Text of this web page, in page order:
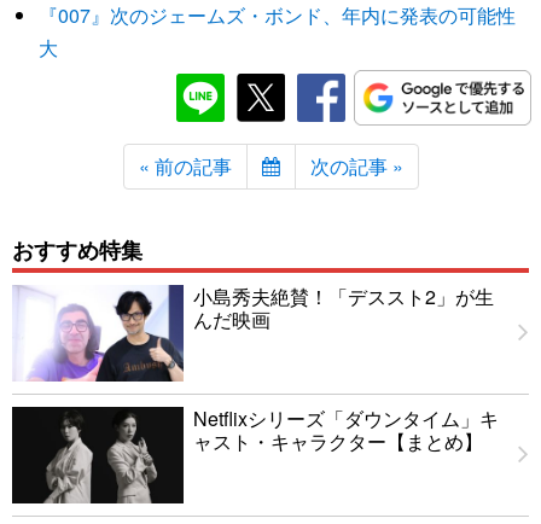
『007』次のジェームズ・ボンド、年内に発表の可能性
大
« 前の記事 次の記事 »
おすすめ特集
小島秀夫絶賛！「デススト2」が生
んだ映画
Netflixシリーズ「ダウンタイム」キ
ャスト・キャラクター【まとめ】